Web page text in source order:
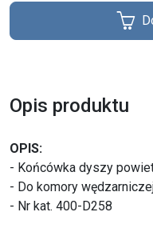
Opis produktu
OPIS:
- Końcówka dyszy
- Do komory
- Nr kat. 400-D258